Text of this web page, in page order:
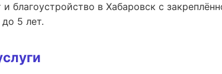
благоустройство в Хабаровск с
5 лет.